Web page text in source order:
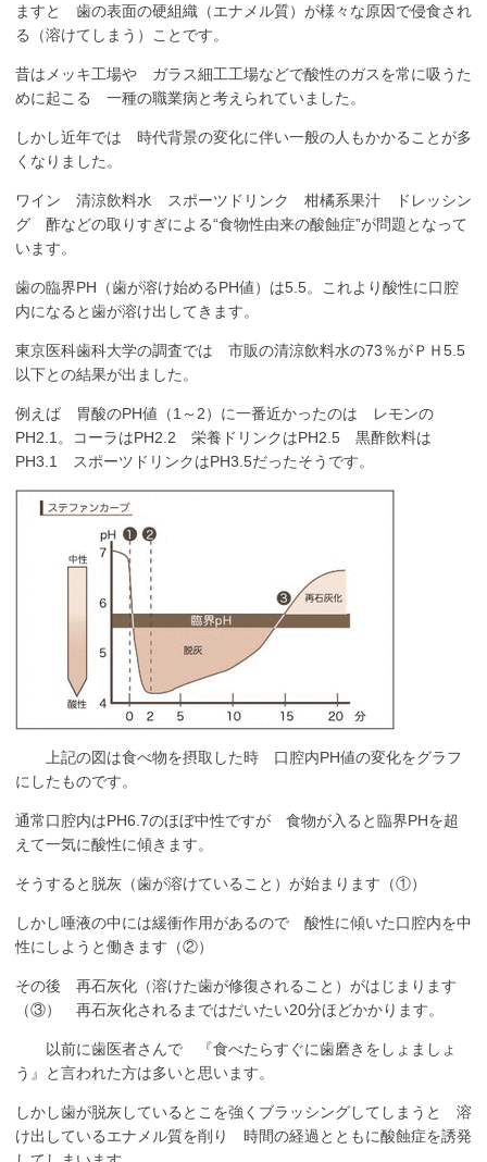
ますと 歯の表面の硬組織（エナメル質）が様々な原因で侵食され
る（溶けてしまう）ことです。
昔はメッキ工場や ガラス細工工場などで酸性のガスを常に吸うた
めに起こる 一種の職業病と考えられていました。
しかし近年では 時代背景の変化に伴い一般の人もかかることが多
くなりました。
ワイン 清涼飲料水 スポーツドリンク 柑橘系果汁 ドレッシン
グ 酢などの取りすぎによる“食物性由来の酸蝕症”が問題となって
います。
歯の臨界PH（歯が溶け始めるPH値）は5.5。これより酸性に口腔
内になると歯が溶け出してきます。
東京医科歯科大学の調査では 市販の清涼飲料水の73％がＰＨ5.5
以下との結果が出ました。
例えば 胃酸のPH値（1～2）に一番近かったのは レモンの
PH2.1。コーラはPH2.2 栄養ドリンクはPH2.5 黒酢飲料は
PH3.1 スポーツドリンクはPH3.5だったそうです。
上記の図は食べ物を摂取した時 口腔内PH値の変化をグラフ
にしたものです。
通常口腔内はPH6.7のほぼ中性ですが 食物が入ると臨界PHを超
えて一気に酸性に傾きます。
そうすると脱灰（歯が溶けていること）が始まります（①）
しかし唾液の中には緩衝作用があるので 酸性に傾いた口腔内を中
性にしようと働きます（②）
その後 再石灰化（溶けた歯が修復されること）がはじまります
（③） 再石灰化されるまではだいたい20分ほどかかります。
以前に歯医者さんで 『食べたらすぐに歯磨きをしょましょ
う』と言われた方は多いと思います。
しかし歯が脱灰しているとこを強くブラッシングしてしまうと 溶
け出しているエナメル質を削り 時間の経過とともに酸蝕症を誘発